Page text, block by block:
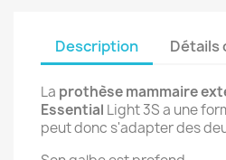
Description Détails
La prothèse mammaire
Essential Light 3S a une
peut donc s'adapter des